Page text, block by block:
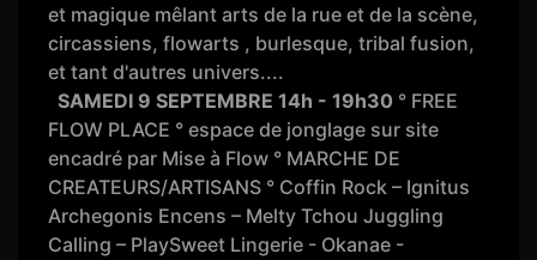
et magique mêlant arts de la rue et de la scène,
circassiens, flowarts , burlesque, tribal fusion,
et tant d'autres univers....
SAMEDI 9 SEPTEMBRE 14h - 19h30 ° FREE
FLOW PLACE ° espace de jonglage sur site
encadré par Mise à Flow ° MARCHE DE
CREATEURS/ARTISANS ° Coffin Rock – Ignitus
Archegonis Encens – Melty Tchou Juggling
Calling – PlaySweet Lingerie - Okanae -